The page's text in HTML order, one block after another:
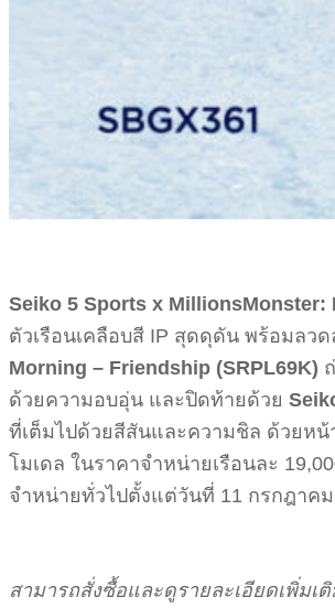
Seiko 5 Sports x MillionsMonster:
ตัวเรือนเคลือบสี IP สุดดุดัน พร้อมลว
Morning – Friendship (SRPL69K)
ด้วยความอบอุ่น และปิดท้ายด้วย
ที่เต็มไปด้วยสีสันและความชิล ด้วยหน้
โมเดล ในราคาจำหน่ายเรือนละ
จำหน่ายทั่วไปตั้งแต่วันที่ 11 กรกฎาคม
สามารถสั่งซื้อและดูรายละเอียดเพิ่มเ